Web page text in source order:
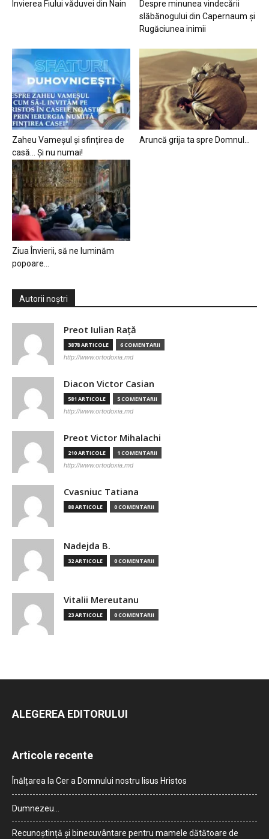
Învierea Fiului văduvei din Nain
Despre minunea vindecării
slăbănogului din Capernaum și
Rugăciunea inimii
Zaheu Vameșul și sfințirea de
casă… Și nu numai!
Aruncă grija ta spre Domnul…
Ziua Învierii, să ne luminăm
popoare…
Autorii noștri
Preot Iulian Raţă
3878 ARTICOLE 6 COMENTARII
http://www.ortodoxia.md
Diacon Victor Casian
581 ARTICOLE 5 COMENTARII
http://www.ortodoxia.md
Preot Victor Mihalachi
210 ARTICOLE 1 COMENTARII
http://www.ortodoxia.md
Cvasniuc Tatiana
88 ARTICOLE 0 COMENTARII
Nadejda B.
32 ARTICOLE 0 COMENTARII
Vitalii Mereutanu
23 ARTICOLE 0 COMENTARII
ALEGEREA EDITORULUI
Articole recente
Înălțarea la Cer a Domnului nostru Iisus Hristos
Dumnezeu…
Recunoștință și binecuvântare pentru mamele dătătoare de